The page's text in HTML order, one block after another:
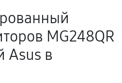
детали при
в течение
заявленным
MG248QR
Asus в